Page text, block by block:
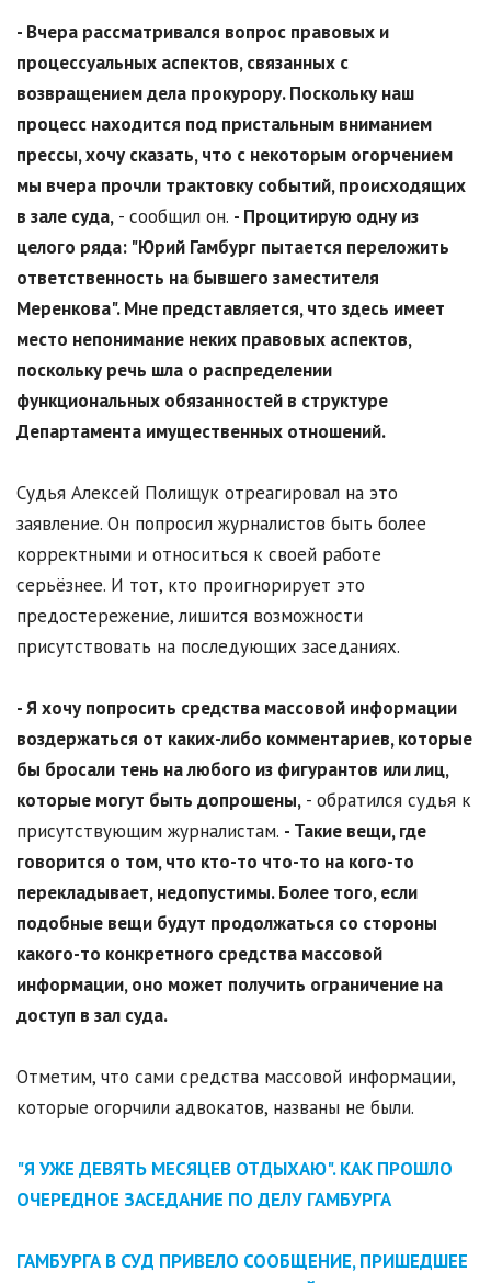
- Вчера рассматривался вопрос правовых и
процессуальных аспектов, связанных с
возвращением дела прокурору. Поскольку наш
процесс находится под пристальным вниманием
прессы, хочу сказать, что с некоторым огорчением
мы вчера прочли трактовку событий, происходящих
в зале суда, - сообщил он. - Процитирую одну из
целого ряда: "Юрий Гамбург пытается переложить
ответственность на бывшего заместителя
Меренкова". Мне представляется, что здесь имеет
место непонимание неких правовых аспектов,
поскольку речь шла о распределении
функциональных обязанностей в структуре
Департамента имущественных отношений.
Судья Алексей Полищук отреагировал на это
заявление. Он попросил журналистов быть более
корректными и относиться к своей работе
серьёзнее. И тот, кто проигнорирует это
предостережение, лишится возможности
присутствовать на последующих заседаниях.
- Я хочу попросить средства массовой информации
воздержаться от каких-либо комментариев, которые
бы бросали тень на любого из фигурантов или лиц,
которые могут быть допрошены, - обратился судья к
присутствующим журналистам. - Такие вещи, где
говорится о том, что кто-то что-то на кого-то
перекладывает, недопустимы. Более того, если
подобные вещи будут продолжаться со стороны
какого-то конкретного средства массовой
информации, оно может получить ограничение на
доступ в зал суда.
Отметим, что сами средства массовой информации,
которые огорчили адвокатов, названы не были.
"Я УЖЕ ДЕВЯТЬ МЕСЯЦЕВ ОТДЫХАЮ". КАК ПРОШЛО
ОЧЕРЕДНОЕ ЗАСЕДАНИЕ ПО ДЕЛУ ГАМБУРГА
ГАМБУРГА В СУД ПРИВЕЛО СООБЩЕНИЕ, ПРИШЕДШЕЕ